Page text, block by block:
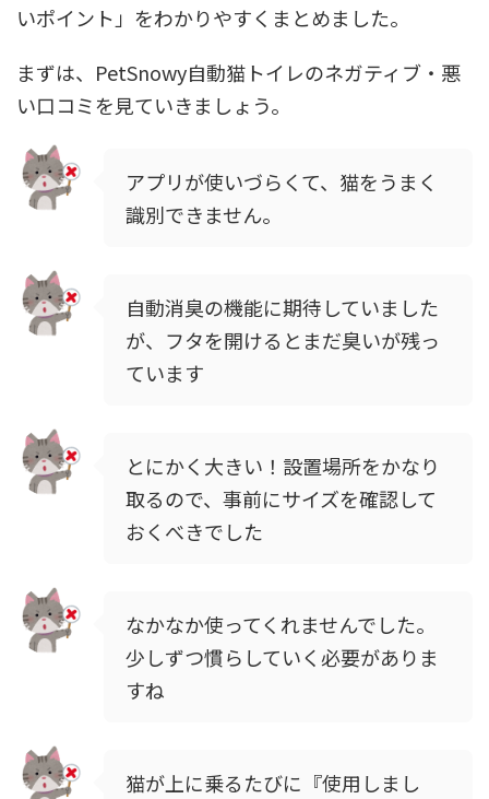
いポイント」をわかりやすくまとめました。
まずは、PetSnowy自動猫トイレのネガティブ・悪
い口コミを見ていきましょう。
アプリが使いづらくて、猫をうまく
識別できません。
自動消臭の機能に期待していました
が、フタを開けるとまだ臭いが残っ
ています
とにかく大きい！設置場所をかなり
取るので、事前にサイズを確認して
おくべきでした
なかなか使ってくれませんでした。
少しずつ慣らしていく必要がありま
すね
猫が上に乗るたびに『使用しまし